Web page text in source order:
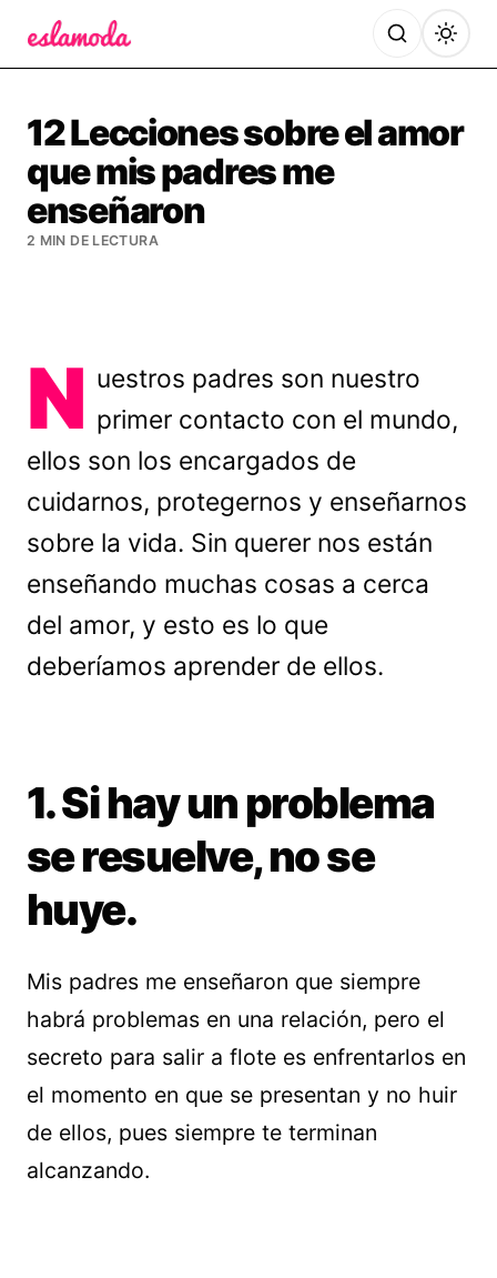
12 Lecciones sobre el amor
que mis padres me
enseñaron
2 MIN DE LECTURA
N uestros padres son nuestro
primer contacto con el mundo,
ellos son los encargados de
cuidarnos, protegernos y enseñarnos
sobre la vida. Sin querer nos están
enseñando muchas cosas a cerca
del amor, y esto es lo que
deberíamos aprender de ellos.
1. Si hay un problema
se resuelve, no se
huye.
Mis padres me enseñaron que siempre
habrá problemas en una relación, pero el
secreto para salir a flote es enfrentarlos en
el momento en que se presentan y no huir
de ellos, pues siempre te terminan
alcanzando.